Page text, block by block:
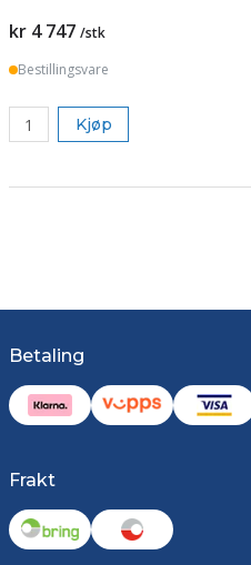
kr 4 747 /stk
Bestillingsvare
Kjøp
Betaling
Frakt